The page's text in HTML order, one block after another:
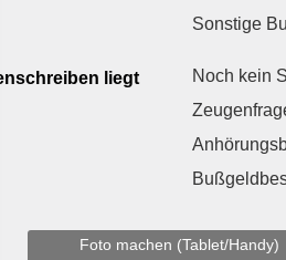
Sonstige
liegt
Noch kein
Foto machen (Tablet/Handy)